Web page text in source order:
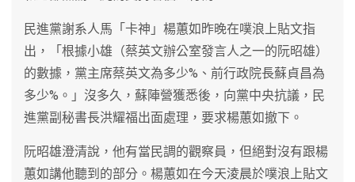
民進黨謝系人馬「卡神」楊蕙如昨晚在噗浪上貼文指
出，「根據小雄（蔡英文辦公室發言人之一的阮昭雄）
的數據，黨主席蔡英文為多少%、前行政院長蘇貞昌為
多少%。」沒多久，蘇陣營獲悉後，向黨中央抗議，民
進黨副秘書長洪耀福出面處理，要求楊蕙如撤下。
阮昭雄澄清說，他有當民調的觀察員，但絕對沒有跟楊
蕙如講他聽到的部分。楊蕙如在今天淩晨於噗浪上貼文